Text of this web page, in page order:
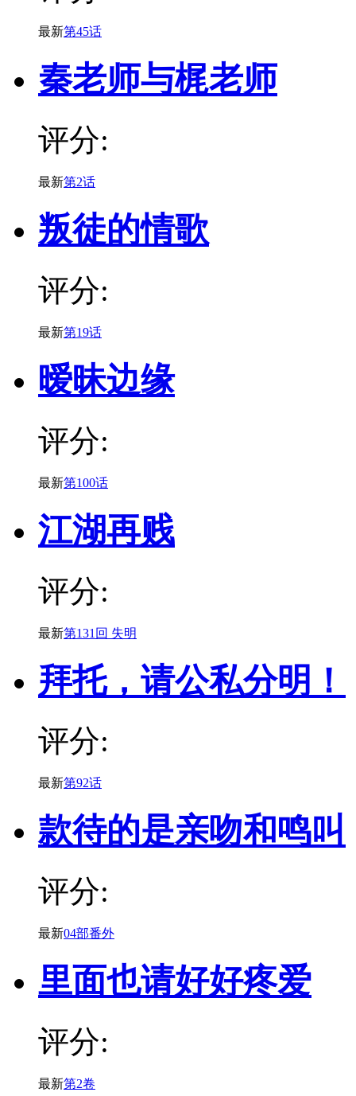
最新第45话
秦老师与梶老师
评分:
最新第2话
叛徒的情歌
评分:
最新第19话
暧昧边缘
评分:
最新第100话
江湖再贱
评分:
最新第131回 失明
拜托，请公私分明！
评分:
最新第92话
款待的是亲吻和鸣叫
评分:
最新04部番外
里面也请好好疼爱
评分:
最新第2卷